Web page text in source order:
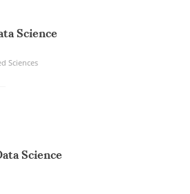
Science
Sciences
Science